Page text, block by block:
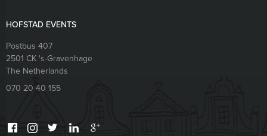
HOFSTAD EVENTS
Postbus 407
2501 CK 's-Gravenhage
The Netherlands
070 20 40 155